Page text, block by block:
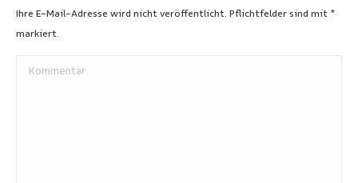
Ihre E-Mail-Adresse wird nicht veröffentlicht. Pflichtfelder sind mit *
markiert.
Kommentar